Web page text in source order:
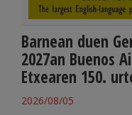
Barnean duen
2027an Buenos
Etxearen 150.
2026/08/05